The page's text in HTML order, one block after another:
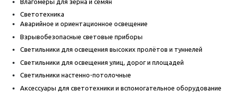
Светотехника
Аварийное и ориентационное освещение
Взрывобезопасные световые приборы
Светильники для освещения высоких пролётов и туннелей
Светильники для освещения улиц, дорог и площадей
Светильники настенно-потолочные
Аксессуары для светотехники и вспомогательное оборудование